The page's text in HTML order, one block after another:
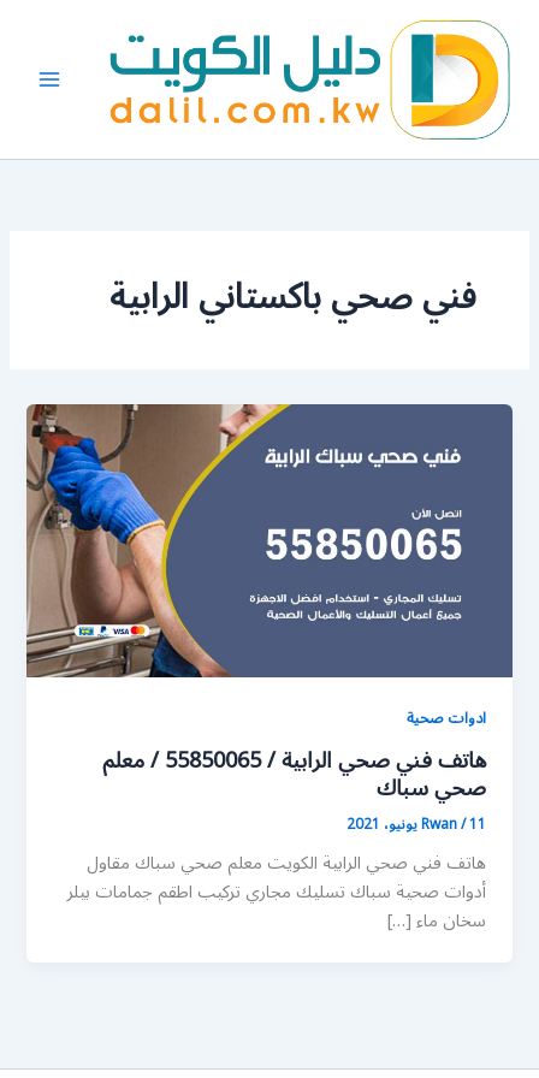
المحتوى
فني صحي باكستاني الرابية
ادوات صحية
هاتف فني صحي الرابية / 55850065 / معلم
صحي سباك
Rwan/11 يونيو، 2021
هاتف فني صحي الرابية الكويت معلم صحي سباك مقاول
أدوات صحية سباك تسليك مجاري تركيب اطقم جمامات بيلر
سخان ماء […]